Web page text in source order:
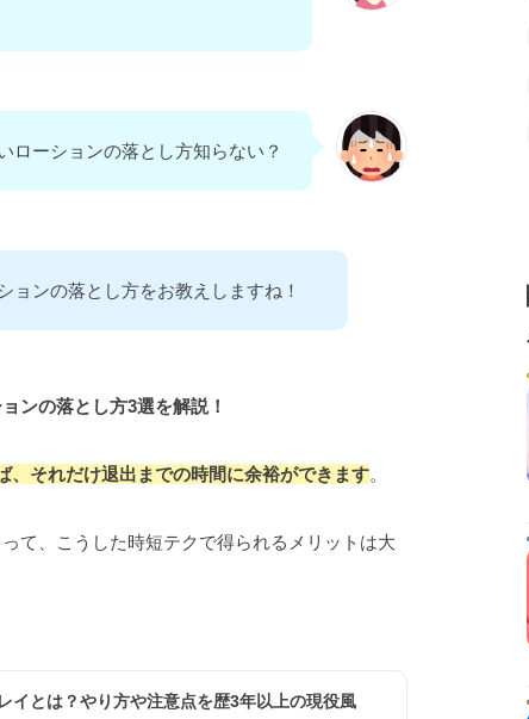
ローションの落とし方知らない？
ョンの落とし方をお教えしますね！
ンの落とし方3選を解説！
、それだけ退出までの時間に余裕ができます。
て、こうした時短テクで得られるメリットは大
イとは？やり方や注意点を歴3年以上の現役風